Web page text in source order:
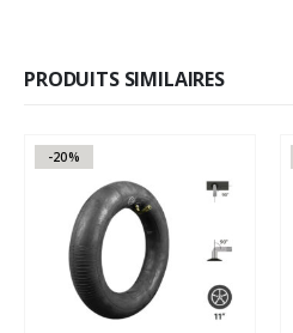
PRODUITS SIMILAIRES
-20%